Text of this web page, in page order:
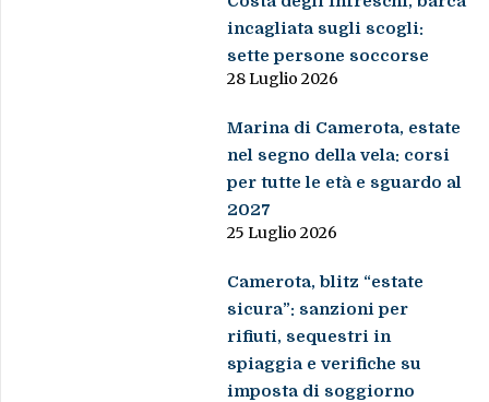
incagliata sugli scogli:
sette persone soccorse
28 Luglio 2026
Marina di Camerota, estate
nel segno della vela: corsi
per tutte le età e sguardo al
2027
25 Luglio 2026
Camerota, blitz “estate
sicura”: sanzioni per
rifiuti, sequestri in
spiaggia e verifiche su
imposta di soggiorno